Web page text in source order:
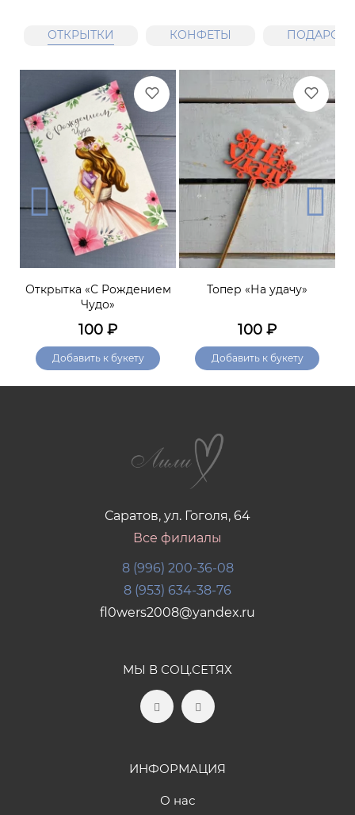
ОТКРЫТКИ КОНФЕТЫ
Открытка «С Рождением
Чудо»
100 ₽
Добавить к букету
Топер «На удачу»
100 ₽
Добавить к букету
Саратов, ул. Гоголя, 64
Все филиалы
8 (996) 200-36-08
8 (953) 634-38-76
fl0wers2008@yandex.ru
МЫ В СОЦ.СЕТЯХ
ИНФОРМАЦИЯ
О нас